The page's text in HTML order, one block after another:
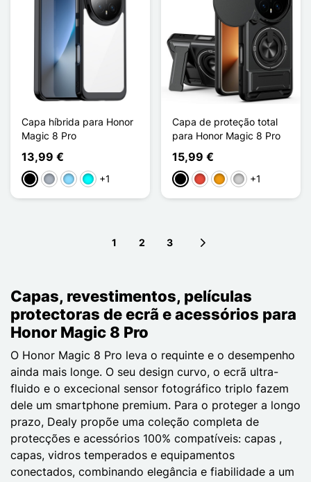
Capa híbrida para Honor
Magic 8 Pro
13,99 €
PretoCinzentoAzul Claro
Ciano
+1
Capa de proteção total
para Honor Magic 8 Pro
15,99 €
PretoVermelho
LaranjaPrata
+1
1 2 3
Capas, revestimentos, películas
protectoras de ecrã e acessórios para
Honor Magic 8 Pro
O Honor Magic 8 Pro leva o requinte e o desempenho
ainda mais longe. O seu design curvo, o ecrã ultra-
fluido e o excecional sensor fotográfico triplo fazem
dele um smartphone premium. Para o proteger a longo
prazo, Dealy propõe uma coleção completa de
protecções e acessórios 100% compatíveis: capas ,
capas, vidros temperados e equipamentos
conectados, combinando elegância e fiabilidade a um